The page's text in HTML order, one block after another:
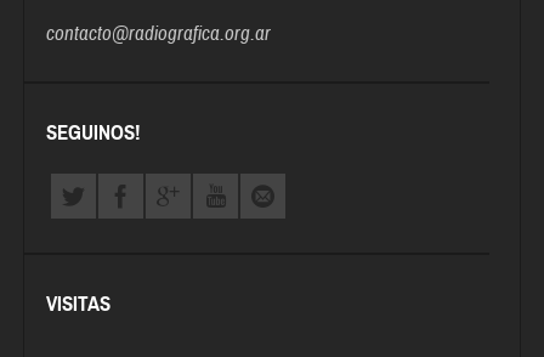
contacto@radiografica.org.ar
SEGUINOS!
VISITAS